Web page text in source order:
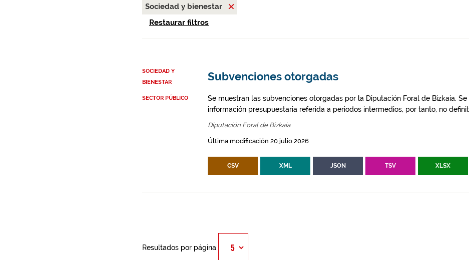
Sociedad y bienestar
Restaurar filtros
SOCIEDAD Y
BIENESTAR
SECTOR PÚBLICO
Subvenciones otorgadas
Se muestran las subvenciones otorgadas por la Diputación Foral de Bizkaia.
información presupuestaria referida a periodos intermedios, por tanto, no
Diputación Foral de Bizkaia
Última modificación 20 julio 2026
CSV XML JSON TSV XLSX
Resultados por página